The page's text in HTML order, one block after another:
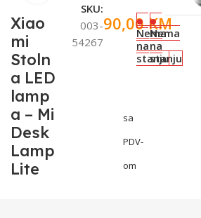
Xiao
mi
Stoln
a LED
lamp
a – Mi
Desk
Lamp
Lite
SKU:
003-
54267
90,00KM
sa
PDV-
om
Nema
na
stanju
Nema
na
stanju